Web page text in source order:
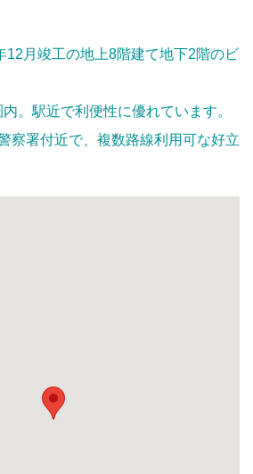
12月竣工の地上8階建て地下2階のビ
。駅近で利便性に優れています。
察署付近で、複数路線利用可な好立